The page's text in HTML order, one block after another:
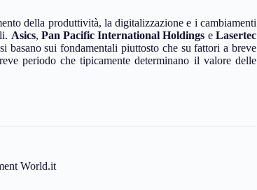
della produttività, la digitalizzazione e i cambiamenti
Asics, Pan Pacific International Holdings e Lasertec
basano sui fondamentali piuttosto che su fattori a breve
periodo che tipicamente determinano il valore delle
World.it